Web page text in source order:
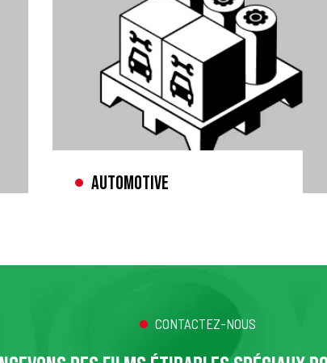
Automotive
CONTACTEZ-NOUS